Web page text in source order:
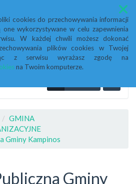
cookies do przechowywania informacji
wykorzystywane w celu zapewnienia
W każdej chwili możesz dokonać
plików cookies w Twojej
z serwisu wyrażasz zgodę na
na Twoim komputerze.
Menu
GMINA
Gminy Kampinos
Gminy